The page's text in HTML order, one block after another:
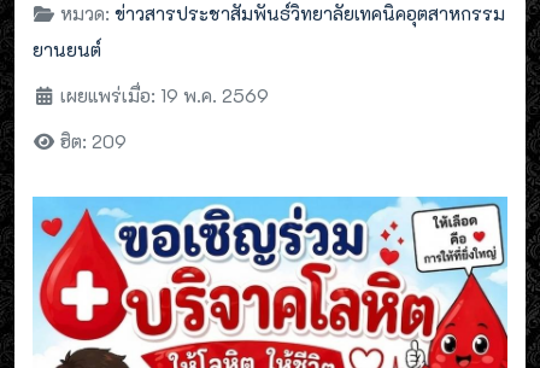
หมวด: ข่าวสารประชาสัมพันธ์วิทยาลัยเทคนิคอุตสาหกรรม
ยานยนต์
เผยแพร่เมื่อ: 19 พ.ค. 2569
ฮิต: 209